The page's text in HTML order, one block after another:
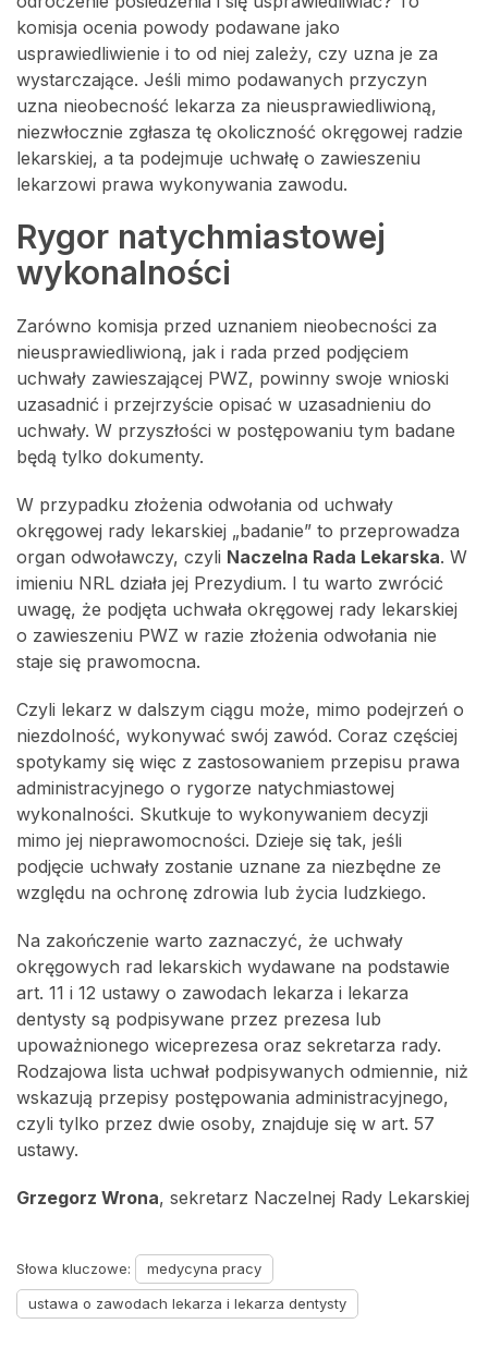
komisja ocenia powody podawane jako
usprawiedliwienie i to od niej zależy, czy uzna je za
wystarczające. Jeśli mimo podawanych przyczyn
uzna nieobecność lekarza za nieusprawiedliwioną,
niezwłocznie zgłasza tę okoliczność okręgowej radzie
lekarskiej, a ta podejmuje uchwałę o zawieszeniu
lekarzowi prawa wykonywania zawodu.
Rygor natychmiastowej
wykonalności
Zarówno komisja przed uznaniem nieobecności za
nieusprawiedliwioną, jak i rada przed podjęciem
uchwały zawieszającej PWZ, powinny swoje wnioski
uzasadnić i przejrzyście opisać w uzasadnieniu do
uchwały. W przyszłości w postępowaniu tym badane
będą tylko dokumenty.
W przypadku złożenia odwołania od uchwały
okręgowej rady lekarskiej „badanie” to przeprowadza
organ odwoławczy, czyli Naczelna Rada Lekarska. W
imieniu NRL działa jej Prezydium. I tu warto zwrócić
uwagę, że podjęta uchwała okręgowej rady lekarskiej
o zawieszeniu PWZ w razie złożenia odwołania nie
staje się prawomocna.
Czyli lekarz w dalszym ciągu może, mimo podejrzeń o
niezdolność, wykonywać swój zawód. Coraz częściej
spotykamy się więc z zastosowaniem przepisu prawa
administracyjnego o rygorze natychmiastowej
wykonalności. Skutkuje to wykonywaniem decyzji
mimo jej nieprawomocności. Dzieje się tak, jeśli
podjęcie uchwały zostanie uznane za niezbędne ze
względu na ochronę zdrowia lub życia ludzkiego.
Na zakończenie warto zaznaczyć, że uchwały
okręgowych rad lekarskich wydawane na podstawie
art. 11 i 12 ustawy o zawodach lekarza i lekarza
dentysty są podpisywane przez prezesa lub
upoważnionego wiceprezesa oraz sekretarza rady.
Rodzajowa lista uchwał podpisywanych odmiennie, niż
wskazują przepisy postępowania administracyjnego,
czyli tylko przez dwie osoby, znajduje się w art. 57
ustawy.
Grzegorz Wrona, sekretarz Naczelnej Rady Lekarskiej
Słowa kluczowe:
medycyna pracy
ustawa o zawodach lekarza i lekarza dentysty